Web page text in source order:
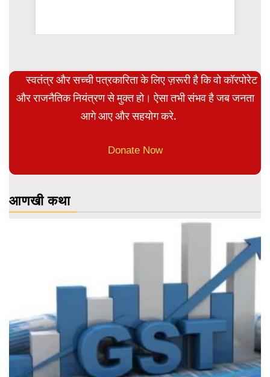
स्वतंत्र और सच्ची पत्रकारिता के लिए ज़रूरी है कि वो कॉरपोरेट
और राजनैतिक नियंत्रण से मुक्त हो। ऐसा तभी संभव है जब जनता
आगे आए और सहयोग करे.
Donate Now
आणखी कथा